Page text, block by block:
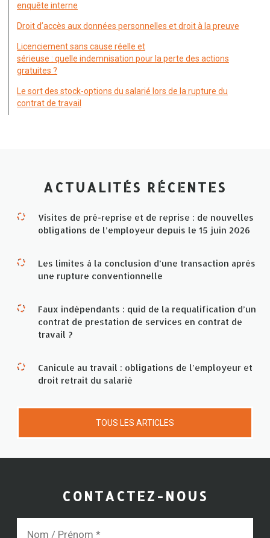
enquête interne
Droit d’accès aux données personnelles et droit à la preuve
Licenciement sans cause réelle et
sérieuse : quelle indemnisation pour la perte des actions
gratuites ?
Le sort des stock-options du salarié lors de la rupture du
contrat de travail
ACTUALITÉS RÉCENTES
Visites de pré-reprise et de reprise : de nouvelles
obligations de l’employeur depuis le 15 juin 2026
Les limites à la conclusion d’une transaction après
une rupture conventionnelle
Faux indépendants : quid de la requalification d’un
contrat de prestation de services en contrat de
travail ?
Canicule au travail : obligations de l’employeur et
droit retrait du salarié
TOUS LES ARTICLES
CONTACTEZ-NOUS